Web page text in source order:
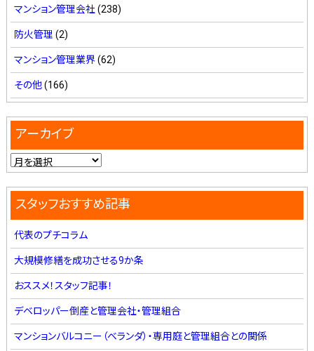
マンション管理会社 (238)
防火管理 (2)
マンション管理業界(62)
その他(166)
アーカイブ
スタッフおすすめ記事
代表のプチコラム
大規模修繕を成功させる9か条
おススメ！スタッフ記事！
デベロッパー倒産と管理会社・管理組合
マンションバルコニー（ベランダ）・専用庭と管理組合との関係